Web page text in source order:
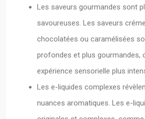
Les saveurs gourmandes sont
savoureuses. Les saveurs
chocolatées ou caramélisées
profondes et plus gourmandes,
expérience sensorielle plus
Les e-liquides complexes
nuances aromatiques. Les e-